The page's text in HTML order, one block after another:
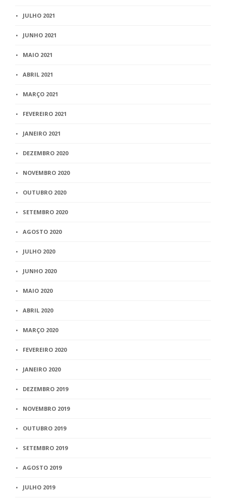
JULHO 2021
JUNHO 2021
MAIO 2021
ABRIL 2021
MARÇO 2021
FEVEREIRO 2021
JANEIRO 2021
DEZEMBRO 2020
NOVEMBRO 2020
OUTUBRO 2020
SETEMBRO 2020
AGOSTO 2020
JULHO 2020
JUNHO 2020
MAIO 2020
ABRIL 2020
MARÇO 2020
FEVEREIRO 2020
JANEIRO 2020
DEZEMBRO 2019
NOVEMBRO 2019
OUTUBRO 2019
SETEMBRO 2019
AGOSTO 2019
JULHO 2019